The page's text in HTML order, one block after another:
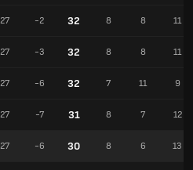
27 -2 32 8 8 11
27 -3 32 8 8 11
27 -6 32 7 11 9
27 -7 31 8 7 12
27 -6 30 8 6 13